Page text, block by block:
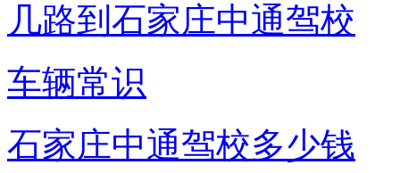
几路到石家庄中通驾校
车辆常识
石家庄中通驾校多少钱